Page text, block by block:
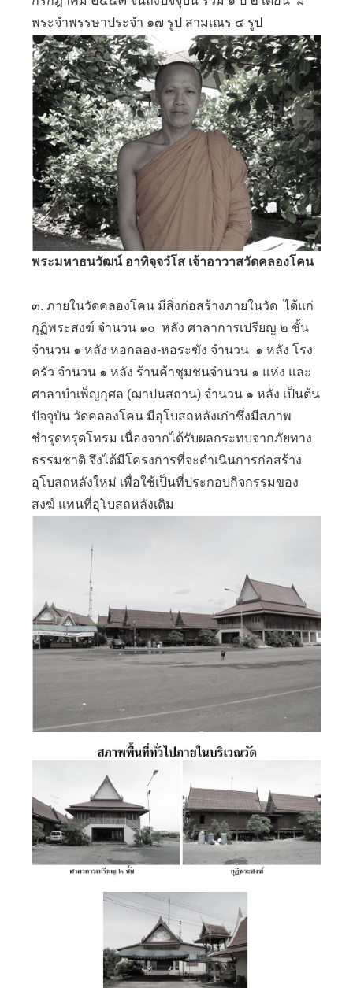
พระจำพรรษาประจำ ๑๗ รูป สามเณร ๔ รูป
พระมหาธนวัฒน์ อาทิจฺจวํโส เจ้าอาวาสวัดคลองโคน
๓. ภายในวัดคลองโคน มีสิ่งก่อสร้างภายในวัด ได้แก่
กุฏิพระสงฆ์ จำนวน ๑๐ หลัง ศาลาการเปรียญ ๒ ชั้น
จำนวน ๑ หลัง หอกลอง-หอระฆัง จำนวน ๑ หลัง โรง
ครัว จำนวน ๑ หลัง ร้านค้าชุมชนจำนวน ๑ แห่ง และ
ศาลาบำเพ็ญกุศล (ฌาปนสถาน) จำนวน ๑ หลัง เป็นต้น
ปัจจุบัน วัดคลองโคน มีอุโบสถหลังเก่าซึ่งมีสภาพ
ชำรุดทรุดโทรม เนื่องจากได้รับผลกระทบจากภัยทาง
ธรรมชาติ จึงได้มีโครงการที่จะดำเนินการก่อสร้าง
อุโบสถหลังใหม่ เพื่อใช้เป็นที่ประกอบกิจกรรมของ
สงฆ์ แทนที่อุโบสถหลังเดิม